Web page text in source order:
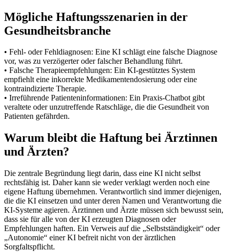
Mögliche Haftungsszenarien in der
Gesundheitsbranche
• Fehl- oder Fehldiagnosen: Eine KI schlägt eine falsche Diagnose
vor, was zu verzögerter oder falscher Behandlung führt.
• Falsche Therapieempfehlungen: Ein KI-gestütztes System
empfiehlt eine inkorrekte Medikamentendosierung oder eine
kontraindizierte Therapie.
• Irreführende Patienteninformationen: Ein Praxis-Chatbot gibt
veraltete oder unzutreffende Ratschläge, die die Gesundheit von
Patienten gefährden.
Warum bleibt die Haftung bei Ärztinnen
und Ärzten?
Die zentrale Begründung liegt darin, dass eine KI nicht selbst
rechtsfähig ist. Daher kann sie weder verklagt werden noch eine
eigene Haftung übernehmen. Verantwortlich sind immer diejenigen,
die die KI einsetzen und unter deren Namen und Verantwortung die
KI-Systeme agieren. Ärztinnen und Ärzte müssen sich bewusst sein,
dass sie für alle von der KI erzeugten Diagnosen oder
Empfehlungen haften. Ein Verweis auf die „Selbstständigkeit“ oder
„Autonomie“ einer KI befreit nicht von der ärztlichen
Sorgfaltspflicht.